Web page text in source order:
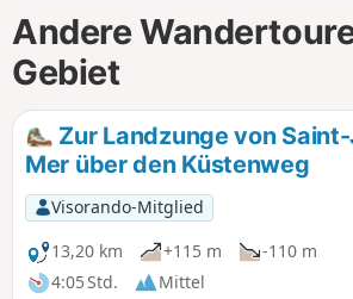
Andere
Gebiet
Zur Landzunge von
Mer über den Küstenweg
Visorando-Mitglied
13,20 km
+115 m
-110 m
4:05 Std.
Mittel